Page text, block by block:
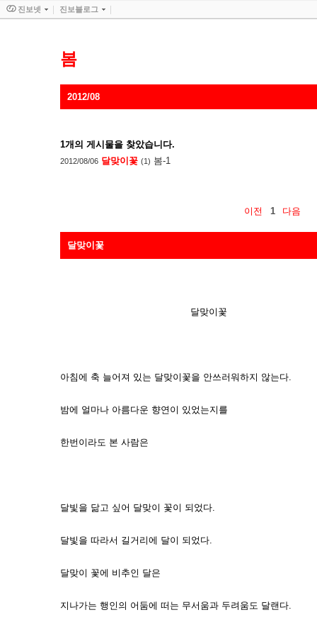
봄
2012/08
1개의 게시물을 찾았습니다.
2012/08/06 달맞이꽃 (1) 봄-1
이전 1 다음
달맞이꽃
달맞이꽃
아침에 축 늘어져 있는 달맞이꽃을 안쓰러워하지 않는다.
밤에 얼마나 아름다운 향연이 있었는지를
한번이라도 본 사람은
달빛을 닮고 싶어 달맞이 꽃이 되었다.
달빛을 따라서 길거리에 달이 되었다.
달맞이 꽃에 비추인 달은
지나가는 행인의 어둠에 떠는 무서움과 두려움도 달랜다.
진보넷 진보블로그